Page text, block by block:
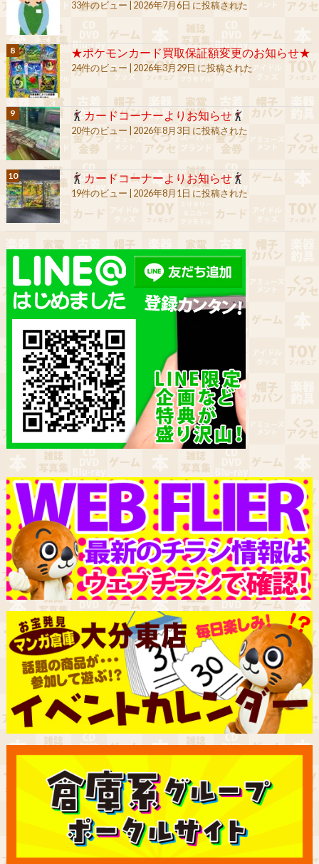
33件のビュー 2026年7月6日 に投稿された
★ポケモンカード買取保証額変更のお知らせ★
24件のビュー| 2026年3月29日 に投稿された
カードコーナーよりお知らせ
20件のビュー 2026年8月3日 に投稿された
カードコーナーよりお知らせ
19件のビュー 2026年8月1日 に投稿された